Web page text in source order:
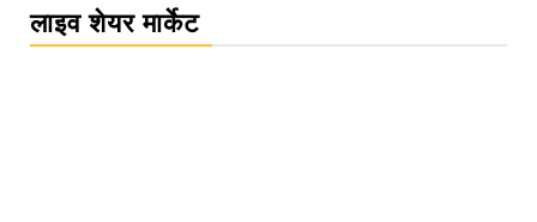
लाइव शेयर मार्केट